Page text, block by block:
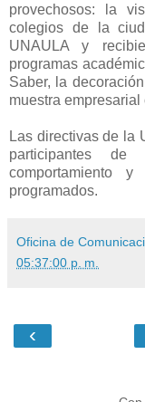
provechosos: la
colegios de la
UNAULA y
programas
Saber, la
muestra
Las directivas de la
participantes
comportamiento
programados.
Oficina de
05:37:00 p. m.
‹